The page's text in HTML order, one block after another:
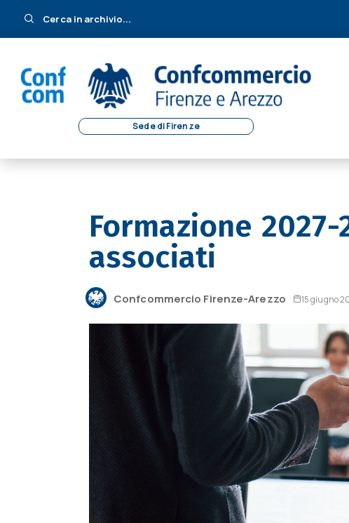
Cerca in archivio...
Sede di Firenze
Formazione
associati
Confcommercio Firenze-Arezzo 15 giugno